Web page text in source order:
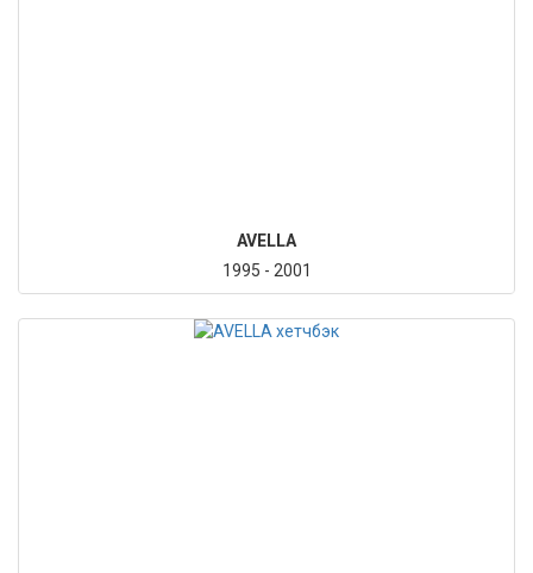
AVELLA
1995 - 2001